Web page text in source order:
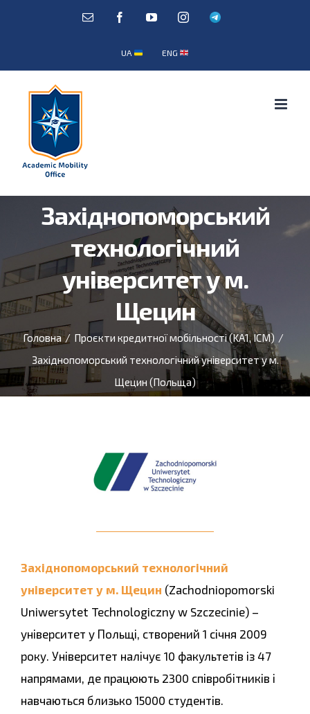
E-
FacebookYouTubeInstagramTelegram
UA ENG
Західнопоморський
технологічний
університет у м.
Щецин
Головна / Проєкти кредитної мобільності (KA1, ICM) /
Західнопоморський технологічний університет у м.
Щецин (Польща)
Західнопоморський технологічний
університет у м. Щецин (Zachodniopomorski
Uniwersytet Technologiczny w Szczecinie) –
університет у Польщі, cтворений 1 січня 2009
року. Університет налічує 10 факультетів із 47
напрямами, де працюють 2300 співробітників і
навчаються близько 15000 студентів.